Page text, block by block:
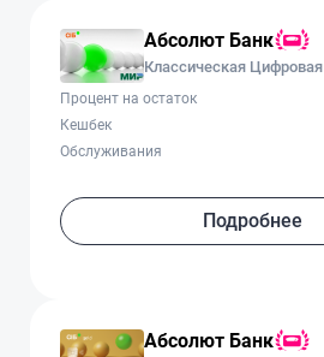
Абсолют Банк
Классическая Цифровая
Процент на остаток
Кешбек
Обслуживания
Подробнее
Абсолют Банк